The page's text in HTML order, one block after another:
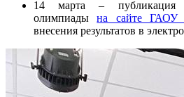
14 марта – публикация
олимпиадына сайте
внесения результатов в